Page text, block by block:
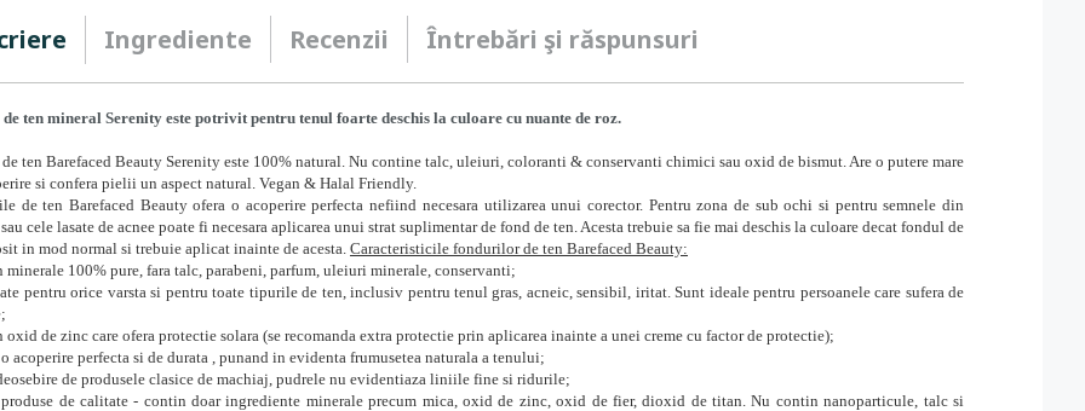
Ingrediente Recenzii Întrebări şi răspunsuri
ten mineral Serenity este potrivit pentru tenul foarte deschis la culoare cu nuante de roz.
ten Barefaced Beauty Serenity este 100% natural. Nu contine talc, uleiuri, coloranti & conservanti chimici sau oxid de bismut. Are o putere mare
si confera pielii un aspect natural. Vegan & Halal Friendly.
de ten Barefaced Beauty ofera o acoperire perfecta nefiind necesara utilizarea unui corector. Pentru zona de sub ochi si pentru semnele din
cele lasate de acnee poate fi necesara aplicarea unui strat suplimentar de fond de ten. Acesta trebuie sa fie mai deschis la culoare decat fondul de
in mod normal si trebuie aplicat inainte de acesta. Caracteristicile fondurilor de ten Barefaced Beauty:
minerale 100% pure, fara talc, parabeni, parfum, uleiuri minerale, conservanti;
pentru orice varsta si pentru toate tipurile de ten, inclusiv pentru tenul gras, acneic, sensibil, iritat. Sunt ideale pentru persoanele care sufera de
oxid de zinc care ofera protectie solara (se recomanda extra protectie prin aplicarea inainte a unei creme cu factor de protectie);
acoperire perfecta si de durata , punand in evidenta frumusetea naturala a tenului;
de produsele clasice de machiaj, pudrele nu evidentiaza liniile fine si ridurile;
de calitate - contin doar ingrediente minerale precum mica, oxid de zinc, oxid de fier, dioxid de titan. Nu contin nanoparticule, talc si